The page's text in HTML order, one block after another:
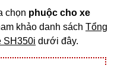
chọn phuộc cho xe
khảo danh sách Tổng
SH350i dưới đây.